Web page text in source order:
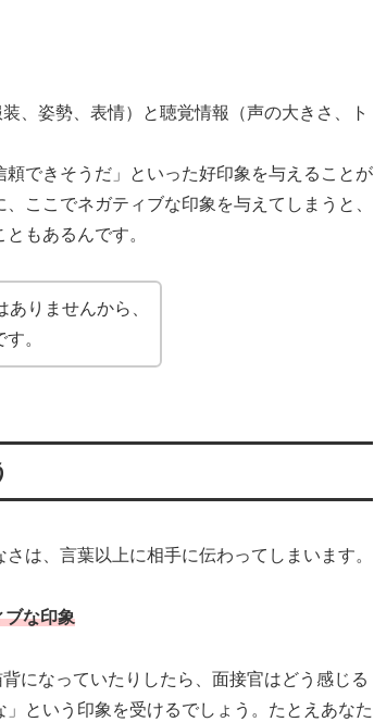
、姿勢、表情）と聴覚情報（声の大きさ、ト
できそうだ」といった好印象を与えることが
ここでネガティブな印象を与えてしまうと、
もあるんです。
りませんから、
。
は、言葉以上に相手に伝わってしまいます。
ブな印象
になっていたりしたら、面接官はどう感じる
という印象を受けるでしょう。たとえあなた